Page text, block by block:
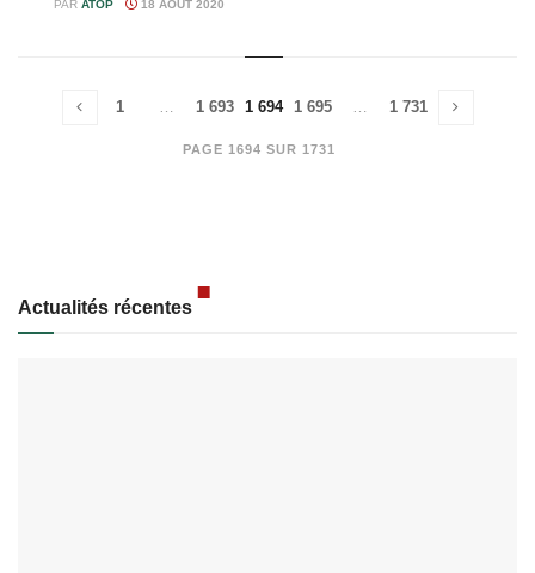
PAR ATOP 18 AOÛT 2020
PAGE 1694 SUR 1731
1 … 1 693 1 694 1 695 … 1 731
Actualités récentes